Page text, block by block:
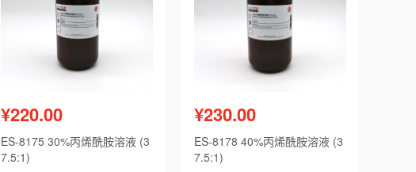
¥220.00
ES-8175 30%丙烯酰胺溶液 (3
7.5:1)
¥230.00
ES-8178 40%丙烯酰胺溶液 (3
7.5:1)